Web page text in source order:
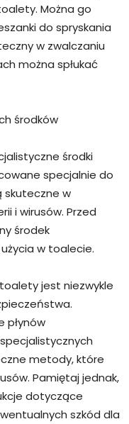
Można go
do spryskania
w zwalczaniu
można spłukać
środków
środki
specjalnie do
skuteczne w
i wirusów. Przed
środek
w toalecie.
jest niezwykle
płynów
metody, które
Pamiętaj jednak,
dotyczące
szkód dla